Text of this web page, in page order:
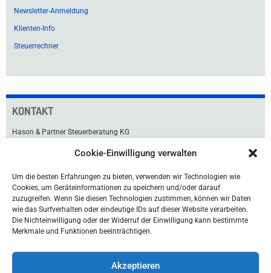
Cookie-Einwilligung verwalten
Um die besten Erfahrungen zu bieten, verwenden wir Technologien wie
Cookies, um Geräteinformationen zu speichern und/oder darauf
zuzugreifen. Wenn Sie diesen Technologien zustimmen, können wir Daten
wie das Surfverhalten oder eindeutige IDs auf dieser Website verarbeiten.
Die Nichteinwilligung oder der Widerruf der Einwilligung kann bestimmte
Merkmale und Funktionen beeinträchtigen.
Akzeptieren
Newsletter-Anmeldung
Klienten-Info
Steuerrechner
KONTAKT
Hason & Partner Steuerberatung KG
Tel +43 1 211 91-0
Fax +43 1 216 99 76
office@hason.at
Lageplan & Anfahrt